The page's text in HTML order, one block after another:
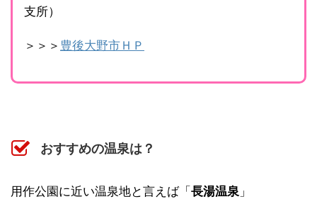
支所）
＞＞＞ 豊後大野市ＨＰ
おすすめの温泉は？
用作公園に近い温泉地と言えば「 長湯温泉 」